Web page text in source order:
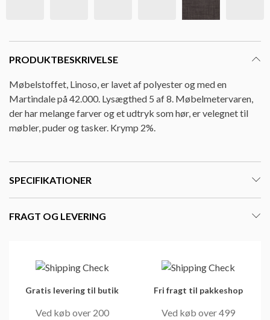
PRODUKTBESKRIVELSE
Møbelstoffet, Linoso, er lavet af polyester og med en
Martindale på 42.000. Lysægthed 5 af 8. Møbelmetervaren,
der har melange farver og et udtryk som hør, er velegnet til
møbler, puder og tasker. Krymp 2%.
SPECIFIKATIONER
FRAGT OG LEVERING
Gratis levering til butik
Ved køb over 200
Fri fragt til pakkeshop
Ved køb over 499